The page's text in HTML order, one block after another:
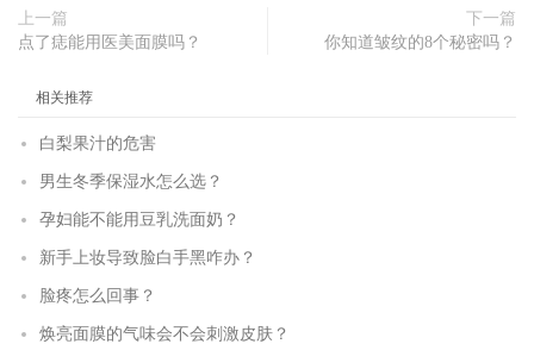
上一篇
点了痣能用医美面膜吗？
下一篇
你知道皱纹的8个秘密吗？
相关推荐
白梨果汁的危害
男生冬季保湿水怎么选？
孕妇能不能用豆乳洗面奶？
新手上妆导致脸白手黑咋办？
脸疼怎么回事？
焕亮面膜的气味会不会刺激皮肤？